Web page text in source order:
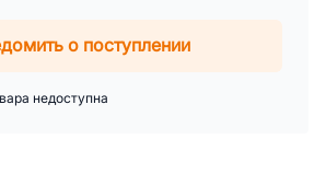
о поступлении
недоступна